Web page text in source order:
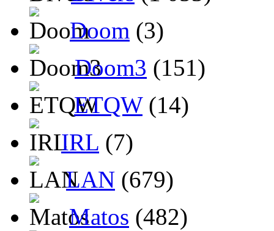
Doom (3)
Doom3 (151)
ETQW(14)
IRL (7)
LAN (679)
Matos (482)